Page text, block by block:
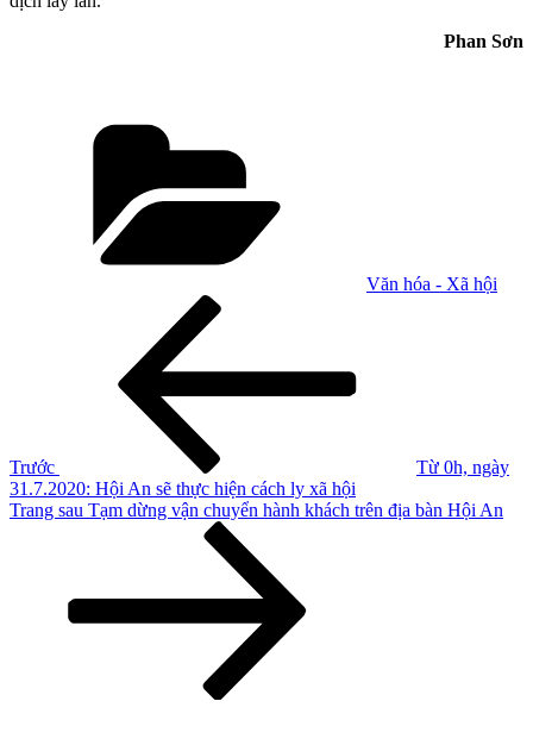
Phan Sơn
Văn hóa - Xã hội
Trước
Từ 0h, ngày
31.7.2020: Hội An sẽ thực hiện cách ly xã hội
Bài
Trang sau Tạm dừng vận chuyển hành khách trên địa bàn Hội An